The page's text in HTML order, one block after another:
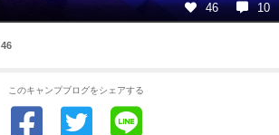
46 10
46
このキャンプブログをシェアする